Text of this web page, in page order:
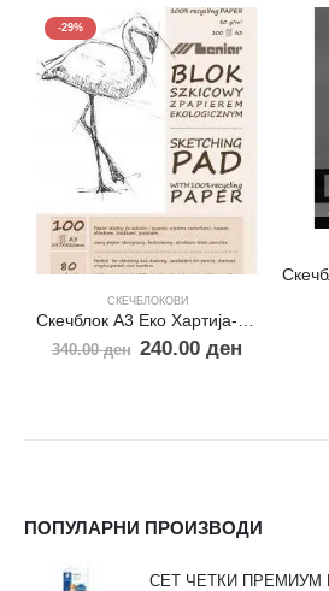
-29%
СКЕЧБЛОКОВИ
340.00ден 240.00ден
ПОПУЛАРНИ ПРОИЗВОДИ
СЕТ ЧЕТКИ ПРЕМИУМ